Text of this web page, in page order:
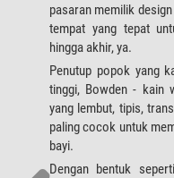
pasaran memilik
tempat yang tepat
hingga akhir, ya.
Penutup popok yang
tinggi, Bowden - kain
yang lembut, tipis,
paling cocok untuk
bayi.
Dengan bentuk